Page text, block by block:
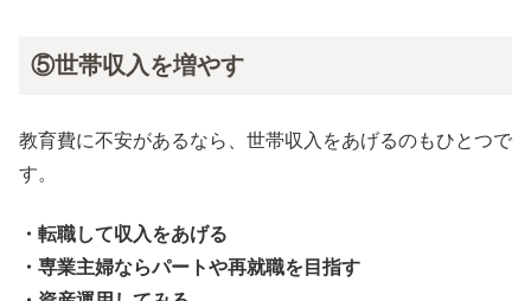
⑤世帯収入を増やす
教育費に不安があるなら、世帯収入をあげるのもひとつで
す。
・転職して収入をあげる
・専業主婦ならパートや再就職を目指す